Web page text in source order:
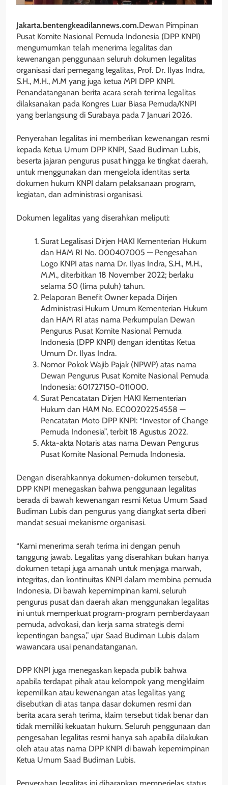
Jakarta.bentengkeadilannews.com.Dewan Pimpinan
Pusat Komite Nasional Pemuda Indonesia (DPP KNPI)
mengumumkan telah menerima legalitas dan
kewenangan penggunaan seluruh dokumen legalitas
organisasi dari pemegang legalitas, Prof. Dr. Ilyas Indra,
S.H., M.H., M.M yang juga ketua MPI DPP KNPI.
Penandatanganan berita acara serah terima legalitas
dilaksanakan pada Kongres Luar Biasa Pemuda/KNPI
yang berlangsung di Surabaya pada 7 Januari 2026.
Penyerahan legalitas ini memberikan kewenangan resmi
kepada Ketua Umum DPP KNPI, Saad Budiman Lubis,
beserta jajaran pengurus pusat hingga ke tingkat daerah,
untuk menggunakan dan mengelola identitas serta
dokumen hukum KNPI dalam pelaksanaan program,
kegiatan, dan administrasi organisasi.
Dokumen legalitas yang diserahkan meliputi:
Surat Legalisasi Dirjen HAKI Kementerian Hukum
dan HAM RI No. 000407005 — Pengesahan
Logo KNPI atas nama Dr. Ilyas Indra, S.H., M.H.,
M.M., diterbitkan 18 November 2022; berlaku
selama 50 (lima puluh) tahun.
Pelaporan Benefit Owner kepada Dirjen
Administrasi Hukum Umum Kementerian Hukum
dan HAM RI atas nama Perkumpulan Dewan
Pengurus Pusat Komite Nasional Pemuda
Indonesia (DPP KNPI) dengan identitas Ketua
Umum Dr. Ilyas Indra.
Nomor Pokok Wajib Pajak (NPWP) atas nama
Dewan Pengurus Pusat Komite Nasional Pemuda
Indonesia: 601727150-011000.
Surat Pencatatan Dirjen HAKI Kementerian
Hukum dan HAM No. EC00202254558 —
Pencatatan Moto DPP KNPI: “Investor of Change
Pemuda Indonesia”, terbit 18 Agustus 2022.
Akta-akta Notaris atas nama Dewan Pengurus
Pusat Komite Nasional Pemuda Indonesia.
Dengan diserahkannya dokumen-dokumen tersebut,
DPP KNPI menegaskan bahwa penggunaan legalitas
berada di bawah kewenangan resmi Ketua Umum Saad
Budiman Lubis dan pengurus yang diangkat serta diberi
mandat sesuai mekanisme organisasi.
“Kami menerima serah terima ini dengan penuh
tanggung jawab. Legalitas yang diserahkan bukan hanya
dokumen tetapi juga amanah untuk menjaga marwah,
integritas, dan kontinuitas KNPI dalam membina pemuda
Indonesia. Di bawah kepemimpinan kami, seluruh
pengurus pusat dan daerah akan menggunakan legalitas
ini untuk memperkuat program-program pemberdayaan
pemuda, advokasi, dan kerja sama strategis demi
kepentingan bangsa,” ujar Saad Budiman Lubis dalam
wawancara usai penandatanganan.
DPP KNPI juga menegaskan kepada publik bahwa
apabila terdapat pihak atau kelompok yang mengklaim
kepemilikan atau kewenangan atas legalitas yang
disebutkan di atas tanpa dasar dokumen resmi dan
berita acara serah terima, klaim tersebut tidak benar dan
tidak memiliki kekuatan hukum. Seluruh penggunaan dan
pengesahan legalitas resmi hanya sah apabila dilakukan
oleh atau atas nama DPP KNPI di bawah kepemimpinan
Ketua Umum Saad Budiman Lubis.